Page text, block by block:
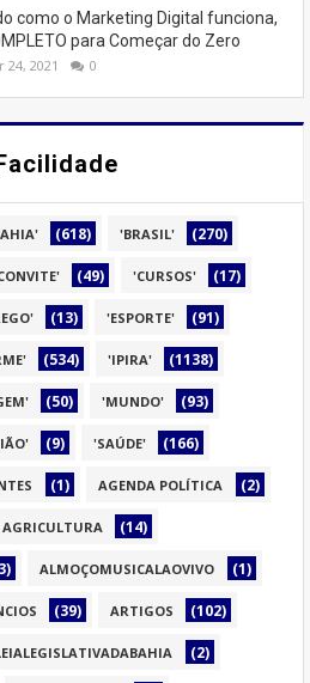
como o Marketing Digital funciona,
para Começar do Zero
2021 0
(618) 'BRASIL' (270)
(49) 'CURSOS' (17)
(13) 'ESPORTE' (91)
(534) 'IPIRA' (1138)
(50) 'MUNDO' (93)
(9) 'SAÚDE' (166)
(1) AGENDA POLÍTICA (2)
AGRICULTURA (14)
ALMOÇOMUSICALAOVIVO (1)
(39) ARTIGOS (102)
(2)